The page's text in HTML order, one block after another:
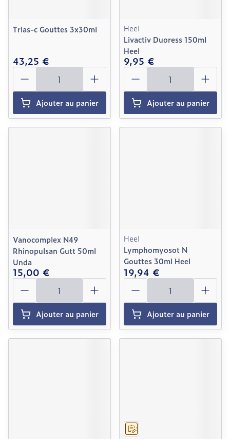
Trias-c Gouttes 3x30ml
43,25 €
Quantité
Ajouter au panier
Heel
Livactiv Duoress 150ml
Heel
9,95 €
Quantité
Ajouter au panier
Vanocomplex N49
Rhinopulsan Gutt 50ml
Unda
15,00 €
Quantité
Ajouter au panier
Heel
Lymphomyosot N
Gouttes 30ml Heel
19,94 €
Quantité
Ajouter au panier
Sur prescription